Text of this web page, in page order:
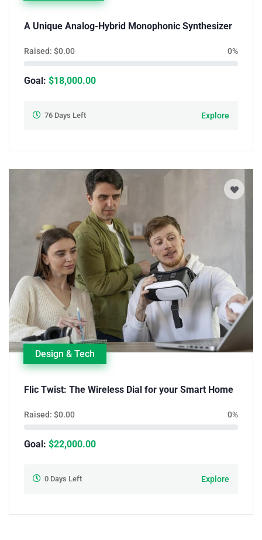
A Unique Analog-Hybrid Monophonic Synthesizer
Raised: $0.00 0%
Goal: $18,000.00
76 Days Left Explore
Design & Tech
Flic Twist: The Wireless Dial for your Smart Home
Raised: $0.00 0%
Goal: $22,000.00
0 Days Left Explore